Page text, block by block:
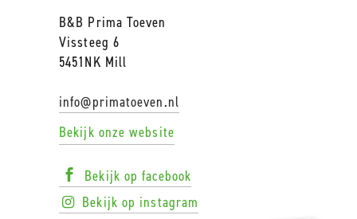
B&B Prima Toeven
Vissteeg 6
5451NK Mill
info@primatoeven.nl
Bekijk onze website
Bekijk op facebook
Bekijk op instagram